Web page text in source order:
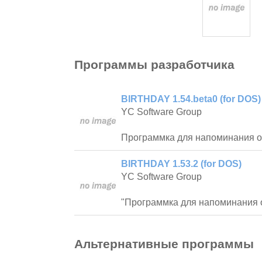
Программы разработчика
BIRTHDAY 1.54.beta0 (for DOS)
YC Software Group
Программка для напоминания
BIRTHDAY 1.53.2 (for DOS)
YC Software Group
"Программка для напоминания
Альтернативные программы